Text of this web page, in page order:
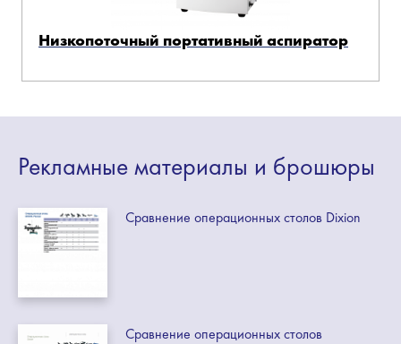
Низкопоточный портативный аспиратор
Рекламные материалы и брошюры
Сравнение операционных столов Dixion
Сравнение операционных столов